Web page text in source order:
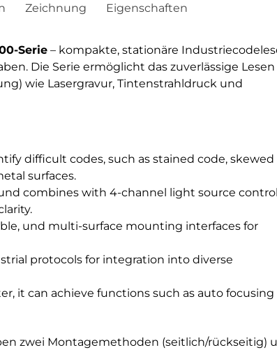
Zeichnung Eigenschaften
Serie– kompakte, stationäre
Die Serie ermöglicht das zuverlässige Lesen
wie Lasergravur, Tintenstrahldruck und
difficult codes, such as stained code, skewed
surfaces.
combines with 4-channel light source control
und multi-surface mounting interfaces for
protocols for integration into diverse
it can achieve functions such as auto
zwei Montagemethoden (seitlich/rückseitig)